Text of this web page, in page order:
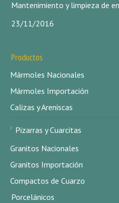
Mantenimiento y limpieza de
23/11/2016
Productos
Mármoles Nacionales
Mármoles Importación
Calizas y Areniscas
Pizarras y Cuarcitas
Granitos Nacionales
Granitos Importación
Compactos de Cuarzo
Porcelánicos